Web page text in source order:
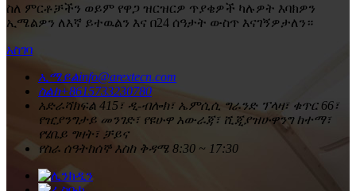
ስለ ምርቶቻችን ወይም የዋጋ ዝርዝርዎ ጥያቄዎች ካሉዎት እባክዎን
ኢሜልዎን ለእኛ ይተዉልን እና በ24 ሰዓታት ውስጥ እናገኝዎታለን።
አስገባ
ኢሜይልinfo@arextecn.com
ስልክ+8615733230780
አድራሻክፍል 415፣ ዲ-ብሎክ፣ ኤምሲሲ ግራንድ ፕላዛ፣ ቁጥር 66፣
የዢያንግታይ መንገድ፣ የዩሁዋ አውራጃ፣ ሺጂያዝሁዋንግ ከተማ፣
የሄቤይ ግዛት፣ ቻይና
የስራ ሰዓትከሰኞ እስከ ቅዳሜ 8:30 ~ 17:30